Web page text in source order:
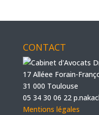
CONTACT
17 Alléee Forain-
31 000 Toulouse
05 34 30 06 22
Mentions légales